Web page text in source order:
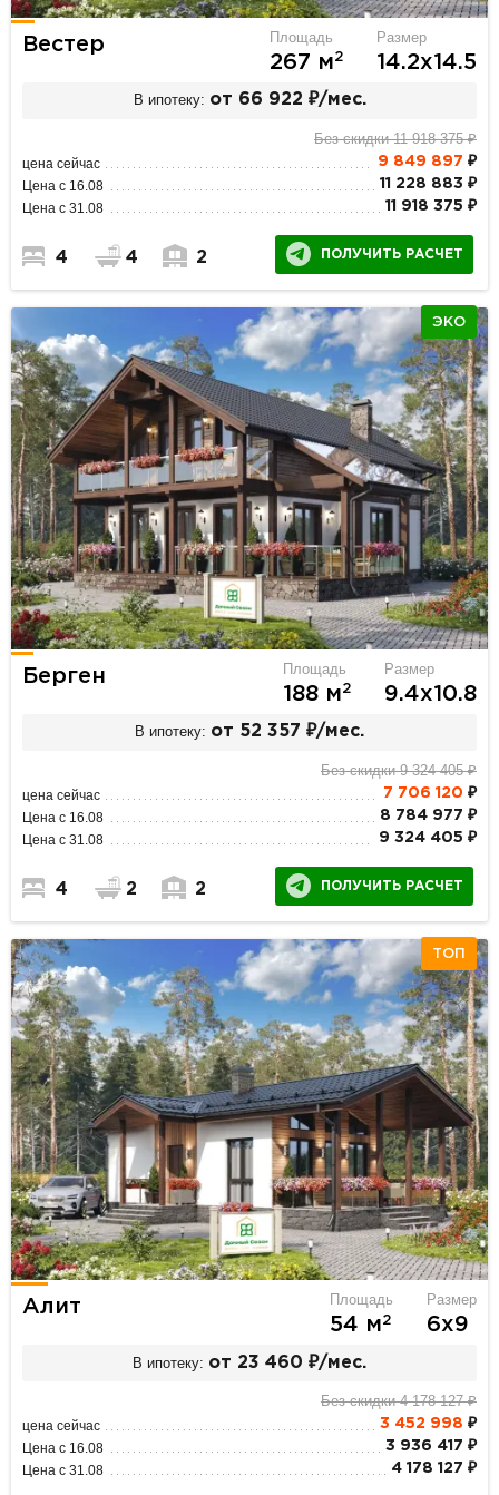
Вестер Площадь
267 м2
Размер
14.2х14.5
В ипотеку: от 66 922 ₽/мес.
Без скидки 11 918 375 ₽
цена сейчас 9 849 897 ₽
Цена с 16.08 11 228 883 ₽
Цена с 31.08 11 918 375 ₽
4 4 2 ПОЛУЧИТЬ РАСЧЕТ
ЭКО
Берген Площадь
188 м2
Размер
9.4х10.8
В ипотеку: от 52 357 ₽/мес.
Без скидки 9 324 405 ₽
цена сейчас 7 706 120 ₽
Цена с 16.08 8 784 977 ₽
Цена с 31.08 9 324 405 ₽
4 2 2 ПОЛУЧИТЬ РАСЧЕТ
ТОП
Алит Площадь
54 м2
Размер
6х9
В ипотеку: от 23 460 ₽/мес.
Без скидки 4 178 127 ₽
цена сейчас 3 452 998 ₽
Цена с 16.08 3 936 417 ₽
Цена с 31.08 4 178 127 ₽